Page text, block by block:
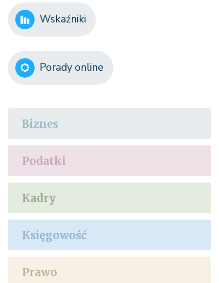
Wskaźniki
Porady online
Biznes
Podatki
Kadry
Księgowość
Prawo